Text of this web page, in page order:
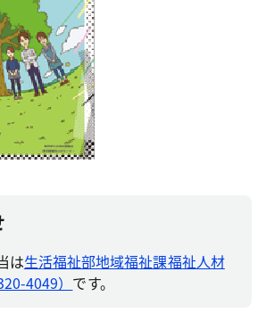
は生活福祉部地域福祉課福祉人材
4049） です。